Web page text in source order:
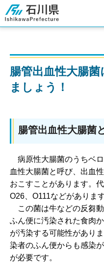
石川県
腸管出血性大腸
ましょう！
腸管出血性大腸菌
病原性大腸菌のうちベ
血性大腸菌と呼び、出血
おこすことがあります。
O26、O111などがあります
こ の菌は牛などの反芻
ふん便に汚染された食肉
が汚染する可能性があり
染者のふん便からも感染
が必要です。